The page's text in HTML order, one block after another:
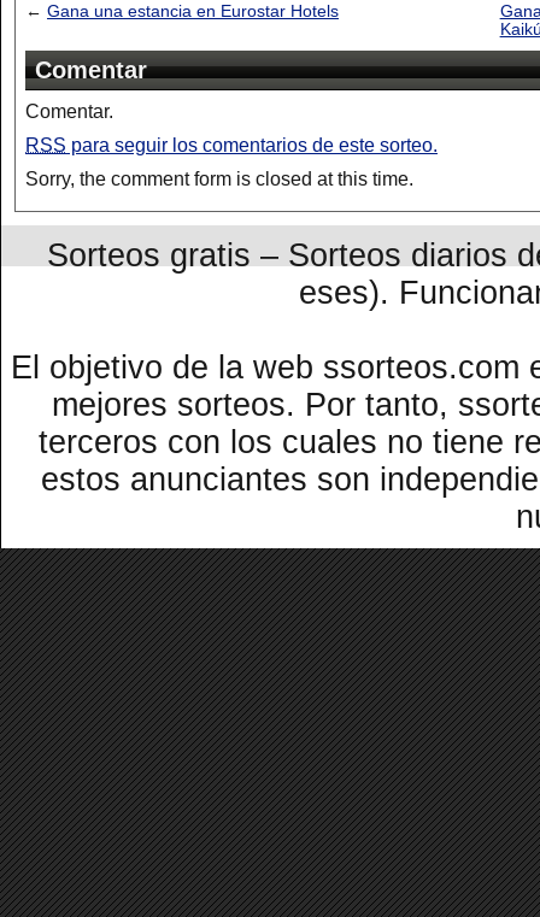
← Gana una estancia en Eurostar Hotels
Comentar
Comentar.
RSS para seguir los comentarios de este sorteo.
Sorry, the comment form is closed at this time.
Sorteos gratis – Sorteos diarios
eses).
El objetivo de la web ssorteos.com
mejores sorteos. Por tanto,
terceros con los cuales no tiene
estos anunciantes son